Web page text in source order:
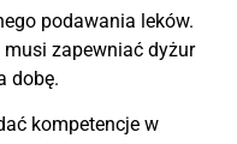
podawania leków.
zapewniać dyżur
dobę.
kompetencje w